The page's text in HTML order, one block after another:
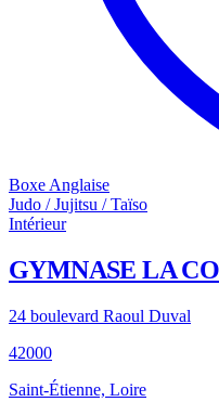
Boxe Anglaise
Judo / Jujitsu / Taïso
Intérieur
GYMNASE LA
24 boulevard Raoul Duval
42000
Saint-Étienne, Loire